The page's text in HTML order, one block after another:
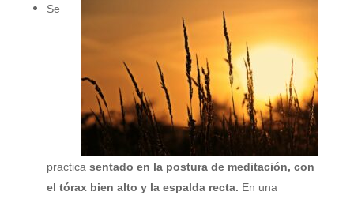
Se
practica sentado en la postura de meditación, con
el tórax bien alto y la espalda recta. En una